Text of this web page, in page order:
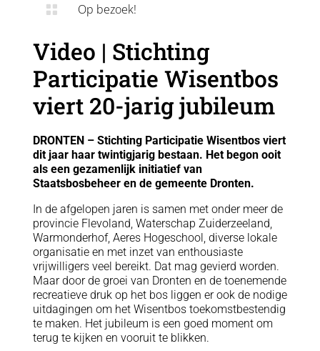
 Op bezoek!
Video | Stichting
Participatie Wisentbos
viert 20-jarig jubileum
DRONTEN – Stichting Participatie Wisentbos viert
dit jaar haar twintigjarig bestaan. Het begon ooit
als een gezamenlijk initiatief van
Staatsbosbeheer en de gemeente Dronten.
In de afgelopen jaren is samen met onder meer de
provincie Flevoland, Waterschap Zuiderzeeland,
Warmonderhof, Aeres Hogeschool, diverse lokale
organisatie en met inzet van enthousiaste
vrijwilligers veel bereikt. Dat mag gevierd worden.
Maar door de groei van Dronten en de toenemende
recreatieve druk op het bos liggen er ook de nodige
uitdagingen om het Wisentbos toekomstbestendig
te maken. Het jubileum is een goed moment om
terug te kijken en vooruit te blikken.